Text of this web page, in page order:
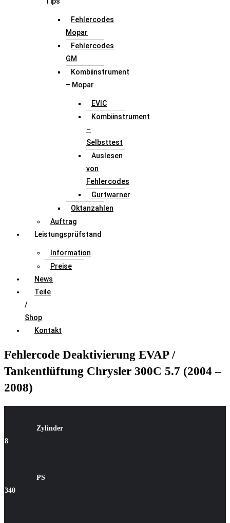
Fehlercodes
Mopar
Fehlercodes
GM
Kombiinstrument
– Mopar
EVIC
Kombiinstrument
–
Selbsttest
Auslesen
von
Fehlercodes
Gurtwarner
Oktanzahlen
Auftrag
Leistungsprüfstand
Information
Preise
News
Teile
/
Shop
Kontakt
Fehlercode Deaktivierung EVAP /
Tankentlüftung Chrysler 300C 5.7 (2004 –
2008)
Zylinder
8
PS
340